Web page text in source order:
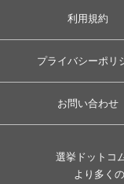
利用規約
プライバシーポリ
お問い合わせ
選挙ドットコ
より多く